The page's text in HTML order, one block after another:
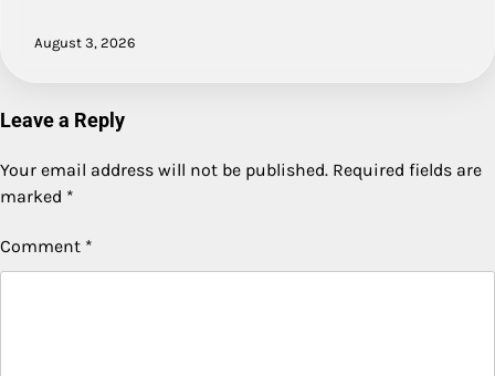
August 3, 2026
Leave a Reply
Your email address will not be published. Required fields are
marked *
Comment *